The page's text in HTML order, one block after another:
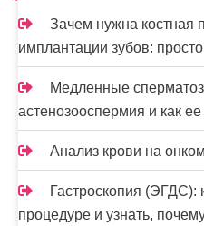
и
я
з
а
п
и
Зачем нужна костная
имплантации зубов:
Медленные
астенозооспермия и как ее
Анализ крови на
Гастроскопия (ЭГДС):
процедуре и узнать,